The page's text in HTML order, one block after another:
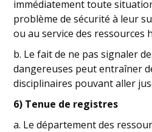
immédiatement toute
problème de sécurité à leur
ou au service des ressources
b. Le fait de ne pas signaler
dangereuses peut entraîner
disciplinaires pouvant aller
6) Tenue de registres
a. Le département des